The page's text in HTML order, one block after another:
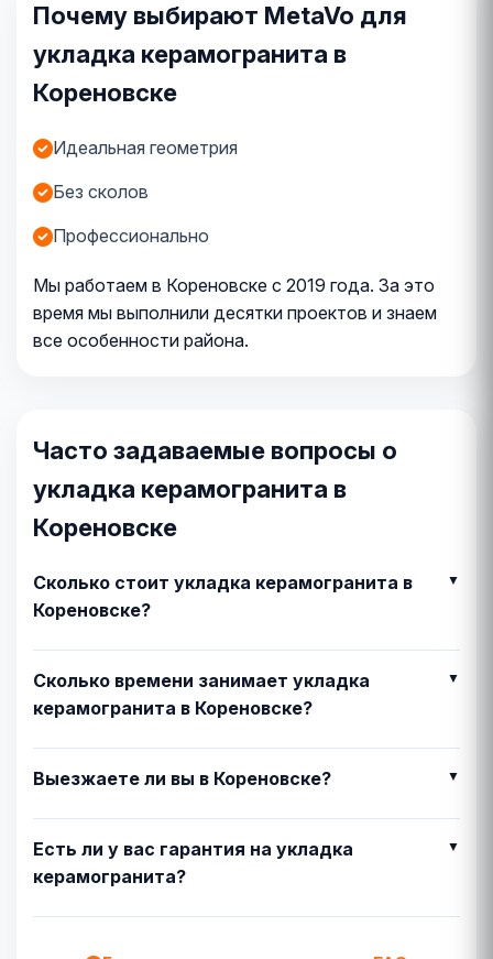
Почему выбирают MetaVo для
укладка керамогранита в
Кореновске
Идеальная геометрия
Без сколов
Профессионально
Мы работаем в Кореновске с 2019 года. За это
время мы выполнили десятки проектов и знаем
все особенности района.
Часто задаваемые вопросы о
укладка керамогранита в
Кореновске
Сколько стоит укладка керамогранита в
Кореновске?
Сколько времени занимает укладка
керамогранита в Кореновске?
Выезжаете ли вы в Кореновске?
Есть ли у вас гарантия на укладка
керамогранита?